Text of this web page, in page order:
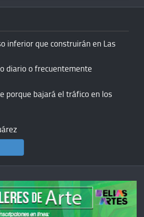
inferior que construirán en Las
diario o frecuentemente
porque bajará el tráfico en los